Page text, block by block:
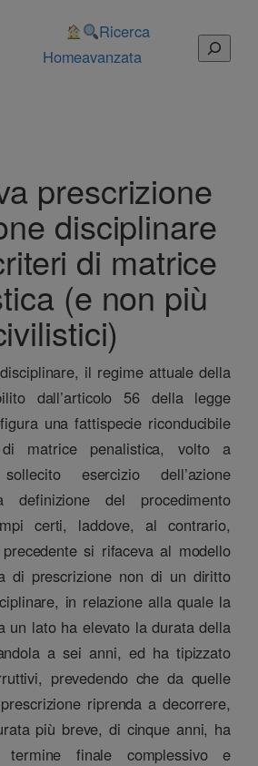
Home
Ricerca
avanzata
Cerca
prescrizione
disciplinare
di matrice
(e non più
il regime attuale della
dall’articolo 56 della legge
una fattispecie riconducibile
matrice penalistica, volto a
esercizio dell’azione
del procedimento
certi, laddove, al contrario,
si rifaceva al modello
di prescrizione non di un diritto
in relazione alla quale la
un lato ha elevato la durata della
a sei anni, ed ha tipizzato
prevedendo che da quelle
riprenda a decorrere,
più breve, di cinque anni, ha
finale complessivo e